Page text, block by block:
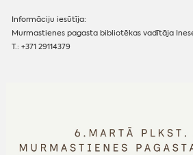
Informāciju iesūtīja:
Murmastienes pagasta bibliotēkas vadītāja
T.: +371 29114379